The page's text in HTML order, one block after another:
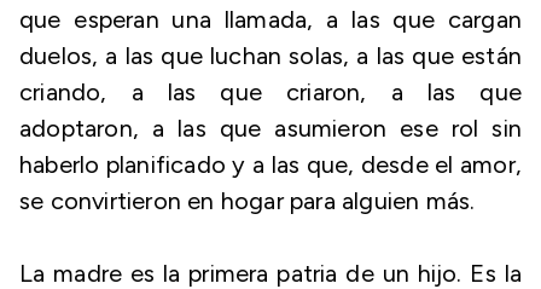
que esperan una llamada, a las que cargan
duelos, a las que luchan solas, a las que están
criando, a las que criaron, a las que
adoptaron, a las que asumieron ese rol sin
haberlo planificado y a las que, desde el amor,
se convirtieron en hogar para alguien más.
La madre es la primera patria de un hijo. Es la